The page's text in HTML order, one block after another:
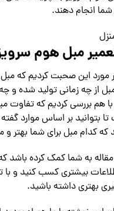
شما انجام دهند.
مبل هوم
مورد این صحبت کردیم که
از چه زمانی تولید شده و چه
هم بررسی کردیم که تفاوت
بتوانید بر اساس موارد
کدام مبل برای شما بهتر
به شما کمک کرده باشد
بیشتری کسب کنید و با
بهتری داشته باشید.